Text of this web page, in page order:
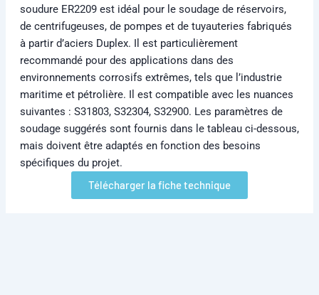
soudure ER2209 est idéal pour le soudage de réservoirs,
de centrifugeuses, de pompes et de tuyauteries fabriqués
à partir d’aciers Duplex. Il est particulièrement
recommandé pour des applications dans des
environnements corrosifs extrêmes, tels que l’industrie
maritime et pétrolière. Il est compatible avec les nuances
suivantes : S31803, S32304, S32900. Les paramètres de
soudage suggérés sont fournis dans le tableau ci-dessous,
mais doivent être adaptés en fonction des besoins
spécifiques du projet.
Télécharger la fiche technique